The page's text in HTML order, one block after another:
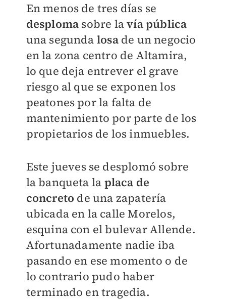
En menos de tres días se
desploma sobre lavía pública
una segunda losa de un negocio
en la zona centro de Altamira,
lo que deja entrever el grave
riesgo al que se exponen los
peatones por la falta de
mantenimiento por parte de los
propietarios de los inmuebles.
Este jueves se desplomó sobre
la banqueta la placa de
concreto de una zapatería
ubicada en la calle Morelos,
esquina con el bulevar Allende.
Afortunadamente nadie iba
pasando en ese momento o de
lo contrario pudo haber
terminado en tragedia.